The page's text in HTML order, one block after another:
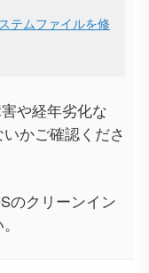
テムファイルを修
や経年劣化な
かご確認くださ
のクリーンイン